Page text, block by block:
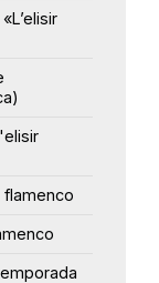
flamenco